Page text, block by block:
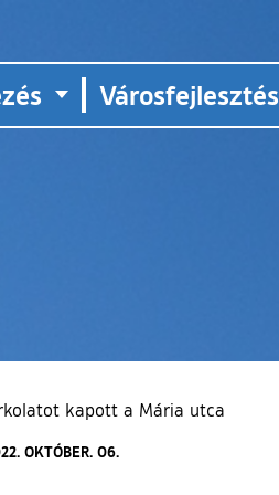
Városfejlesztés
kapott a Mária utca
OKTÓBER. 06.